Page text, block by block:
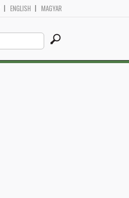
ENGLISH MAGYAR
Search
this
site